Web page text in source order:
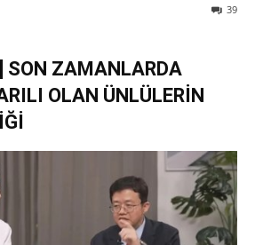
39
ZAMANLARDA
OLAN ÜNLÜLERİN